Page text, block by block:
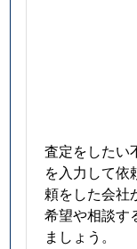
査定をしたい
を入力して依
頼をした会社
希望や相談す
ましょう。